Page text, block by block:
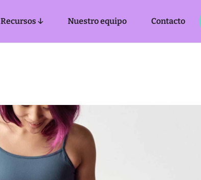
Recursos ↓ Nuestro equipo Contacto